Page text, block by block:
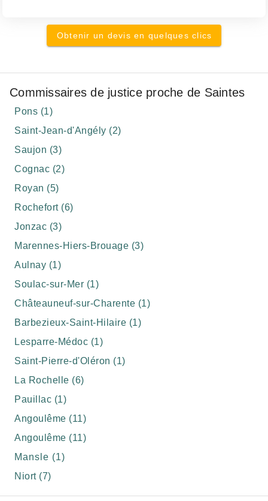
Obtenir un devis en quelques clics
Commissaires de justice proche de Saintes
Pons (1)
Saint-Jean-d'Angély (2)
Saujon (3)
Cognac (2)
Royan (5)
Rochefort (6)
Jonzac (3)
Marennes-Hiers-Brouage (3)
Aulnay (1)
Soulac-sur-Mer (1)
Châteauneuf-sur-Charente (1)
Barbezieux-Saint-Hilaire (1)
Lesparre-Médoc (1)
Saint-Pierre-d'Oléron (1)
La Rochelle (6)
Pauillac (1)
Angoulême (11)
Angoulême (11)
Mansle (1)
Niort (7)